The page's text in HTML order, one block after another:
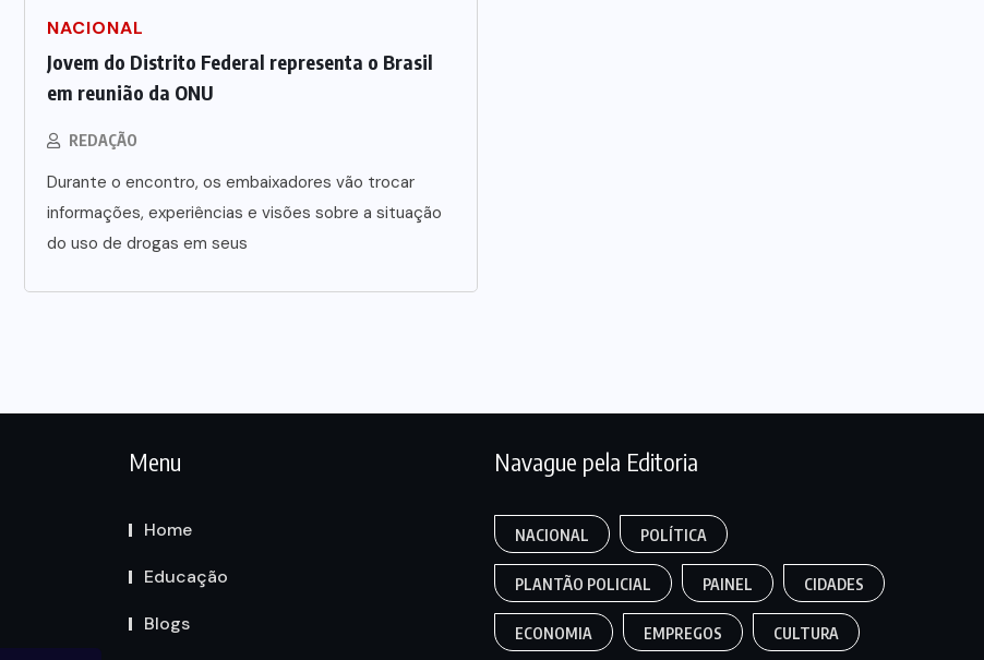
NACIONAL
Jovem do Distrito Federal representa o Brasil
em reunião da ONU
REDAÇÃO
Durante o encontro, os embaixadores vão trocar
informações, experiências e visões sobre a situação
do uso de drogas em seus
Menu
Home
Educação
Blogs
Navague pela Editoria
NACIONAL POLÍTICA
PLANTÃO POLICIAL PAINEL CIDADES
ECONOMIA EMPREGOS CULTURA